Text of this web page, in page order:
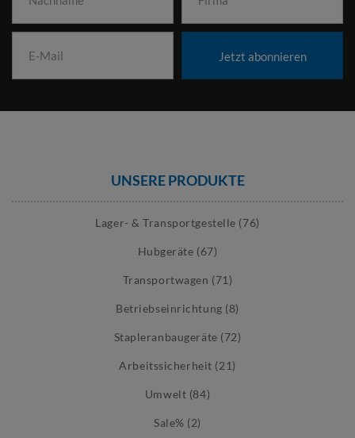
Jetzt abonnieren
UNSERE PRODUKTE
Lager- & Transportgestelle (76)
Hubgeräte (67)
Transportwagen (71)
Betriebseinrichtung (8)
Stapleranbaugeräte (72)
Arbeitssicherheit (21)
Umwelt (84)
Sale% (2)